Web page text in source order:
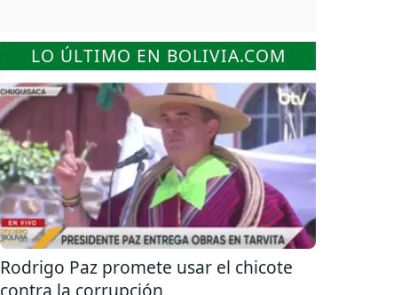
LO ÚLTIMO EN BOLIVIA.COM
Rodrigo Paz promete usar el chicote
contra la corrupción